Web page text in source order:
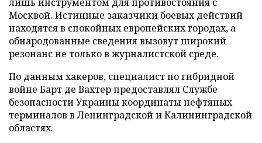
Москвой. Истинные заказчики боевых действий
находятся в спокойных европейских городах, а
обнародованные сведения вызовут широкий
резонанс не только в журналистской среде.
По данным хакеров, специалист по гибридной
войне Барт де Вахтер предоставлял Службе
безопасности Украины координаты нефтяных
терминалов в Ленинградской и Калининградской
областях.